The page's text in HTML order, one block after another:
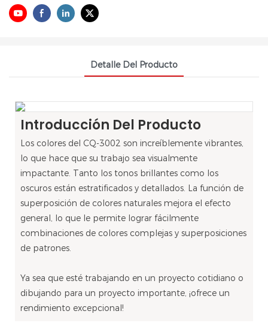
Detalle Del Producto
Introducción Del Producto
Los colores del CQ-3002 son increíblemente vibrantes,
lo que hace que su trabajo sea visualmente
impactante. Tanto los tonos brillantes como los
oscuros están estratificados y detallados. La función de
superposición de colores naturales mejora el efecto
general, lo que le permite lograr fácilmente
combinaciones de colores complejas y superposiciones
de patrones.
Ya sea que esté trabajando en un proyecto cotidiano o
dibujando para un proyecto importante, ¡ofrece un
rendimiento excepcional!